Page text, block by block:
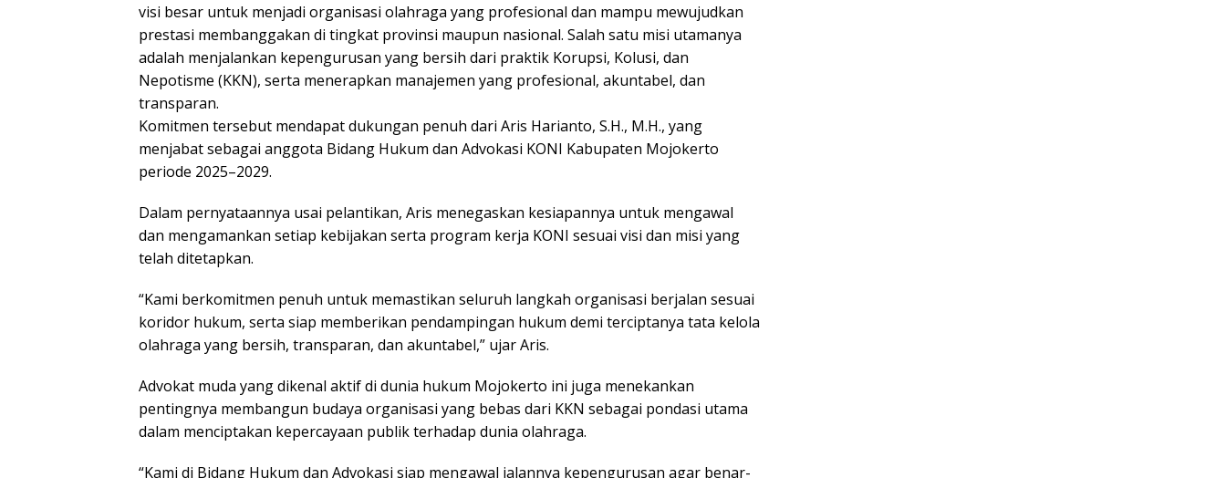
visi besar untuk menjadi organisasi olahraga yang profesional dan mampu mewujudkan
prestasi membanggakan di tingkat provinsi maupun nasional. Salah satu misi utamanya
adalah menjalankan kepengurusan yang bersih dari praktik Korupsi, Kolusi, dan
Nepotisme (KKN), serta menerapkan manajemen yang profesional, akuntabel, dan
transparan.
Komitmen tersebut mendapat dukungan penuh dari Aris Harianto, S.H., M.H., yang
menjabat sebagai anggota Bidang Hukum dan Advokasi KONI Kabupaten Mojokerto
periode 2025–2029.
Dalam pernyataannya usai pelantikan, Aris menegaskan kesiapannya untuk mengawal
dan mengamankan setiap kebijakan serta program kerja KONI sesuai visi dan misi yang
telah ditetapkan.
“Kami berkomitmen penuh untuk memastikan seluruh langkah organisasi berjalan sesuai
koridor hukum, serta siap memberikan pendampingan hukum demi terciptanya tata kelola
olahraga yang bersih, transparan, dan akuntabel,” ujar Aris.
Advokat muda yang dikenal aktif di dunia hukum Mojokerto ini juga menekankan
pentingnya membangun budaya organisasi yang bebas dari KKN sebagai pondasi utama
dalam menciptakan kepercayaan publik terhadap dunia olahraga.
“Kami di Bidang Hukum dan Advokasi siap mengawal jalannya kepengurusan agar benar-